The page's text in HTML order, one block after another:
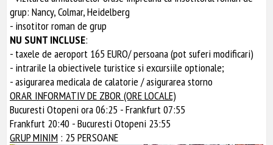
grup: Nancy, Colmar, Heidelberg
- insotitor roman de grup
NU SUNT INCLUSE:
- taxele de aeroport 165 EURO/ persoana (pot suferi modificari)
- intrarile la obiectivele turistice si excursiile optionale;
- asigurarea medicala de calatorie / asigurarea storno
ORAR INFORMATIV DE ZBOR (ORE LOCALE)
Bucuresti Otopeni ora 06:25 - Frankfurt 07:55
Frankfurt 20:40 - Bucuresti Otopeni 23:55
GRUP MINIM : 25 PERSOANE